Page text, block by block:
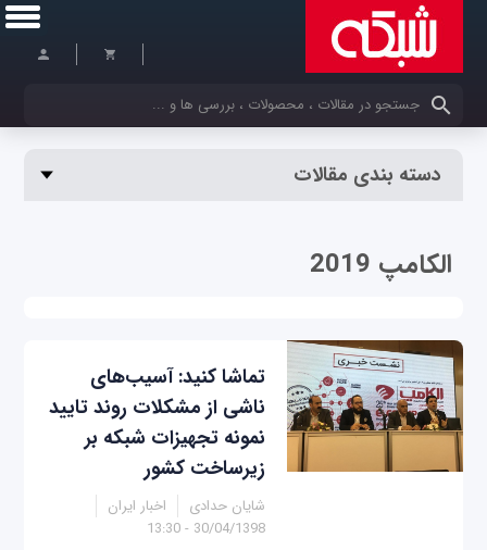
کلمات کلیدی خود را وارد کنید
دسته بندی مقالات
الکامپ 2019
تماشا کنید: آسیب‌های
ناشی از مشکلات روند تایید
نمونه تجهیزات شبکه بر
زیرساخت کشور
شایان حدادی
اخبار ایران
30/04/1398 - 13:30